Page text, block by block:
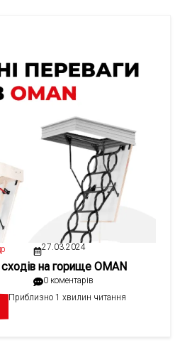
27.03.2024
сходів на горище OMAN
0 коментарів
Приблизно 1 хвилин читання